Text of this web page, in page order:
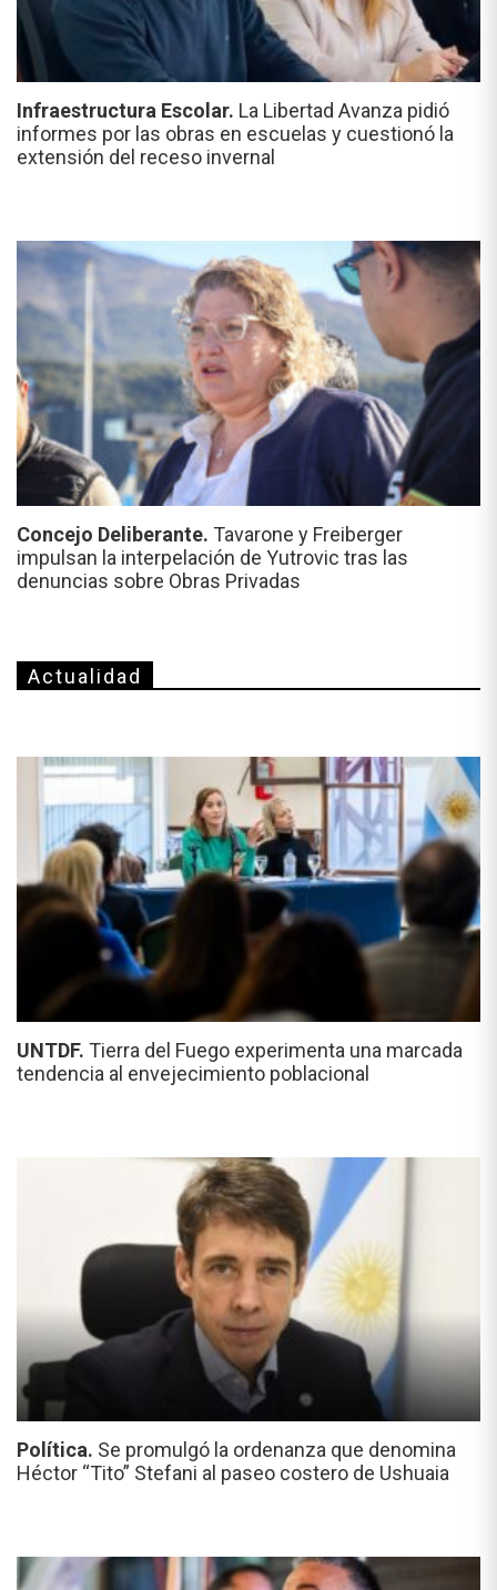
Infraestructura Escolar. La Libertad Avanza pidió
informes por las obras en escuelas y cuestionó la
extensión del receso invernal
Concejo Deliberante. Tavarone y Freiberger
impulsan la interpelación de Yutrovic tras las
denuncias sobre Obras Privadas
Actualidad
UNTDF. Tierra del Fuego experimenta una marcada
tendencia al envejecimiento poblacional
Política. Se promulgó la ordenanza que denomina
Héctor “Tito” Stefani al paseo costero de Ushuaia